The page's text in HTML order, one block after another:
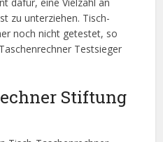
zu unterziehen. Tisch-
noch nicht getestet, so
Testsieger
Stiftung